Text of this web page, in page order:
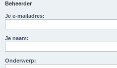
Beheerder
Je e-mailadres:
Je naam:
Onderwerp: